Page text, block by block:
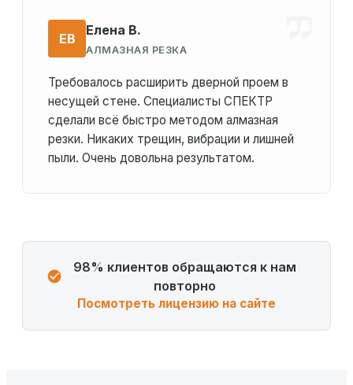
ЕВ
Елена В.
АЛМАЗНАЯ РЕЗКА
Требовалось расширить дверной проем в
несущей стене. Специалисты СПЕКТР
сделали всё быстро методом алмазная
резки. Никаких трещин, вибрации и лишней
пыли. Очень довольна результатом.
98% клиентов обращаются к нам
повторно
Посмотреть лицензию на сайте